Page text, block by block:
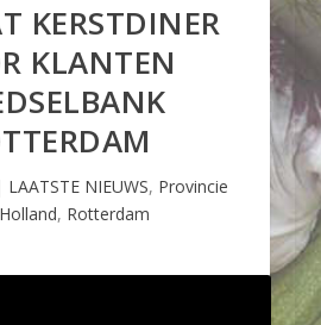
KERSTDINER
KLANTEN
LAATSTE NIEUWS, Provincie
, Rotterdam